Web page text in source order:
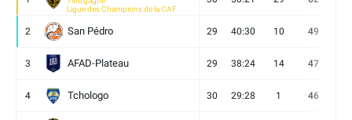
Ligue des Champions de la CAF
2 San Pédro 29 40:30 10 49
3 AFAD-Plateau 29 38:24 14 47
4 Tchologo 30 29:28 1 46